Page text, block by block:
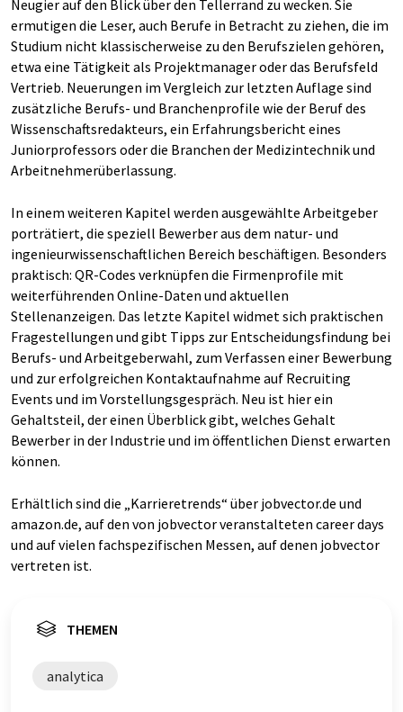
Neugier auf den Blick über den Tellerrand zu wecken. Sie
ermutigen die Leser, auch Berufe in Betracht zu ziehen, die im
Studium nicht klassischerweise zu den Berufszielen gehören,
etwa eine Tätigkeit als Projektmanager oder das Berufsfeld
Vertrieb. Neuerungen im Vergleich zur letzten Auflage sind
zusätzliche Berufs- und Branchenprofile wie der Beruf des
Wissenschaftsredakteurs, ein Erfahrungsbericht eines
Juniorprofessors oder die Branchen der Medizintechnik und
Arbeitnehmerüberlassung.
In einem weiteren Kapitel werden ausgewählte Arbeitgeber
porträtiert, die speziell Bewerber aus dem natur- und
ingenieurwissenschaftlichen Bereich beschäftigen. Besonders
praktisch: QR-Codes verknüpfen die Firmenprofile mit
weiterführenden Online-Daten und aktuellen
Stellenanzeigen. Das letzte Kapitel widmet sich praktischen
Fragestellungen und gibt Tipps zur Entscheidungsfindung bei
Berufs- und Arbeitgeberwahl, zum Verfassen einer Bewerbung
und zur erfolgreichen Kontaktaufnahme auf Recruiting
Events und im Vorstellungsgespräch. Neu ist hier ein
Gehaltsteil, der einen Überblick gibt, welches Gehalt
Bewerber in der Industrie und im öffentlichen Dienst erwarten
können.
Erhältlich sind die „Karrieretrends“ über jobvector.de und
amazon.de, auf den von jobvector veranstalteten career days
und auf vielen fachspezifischen Messen, auf denen jobvector
vertreten ist.
THEMEN
analytica